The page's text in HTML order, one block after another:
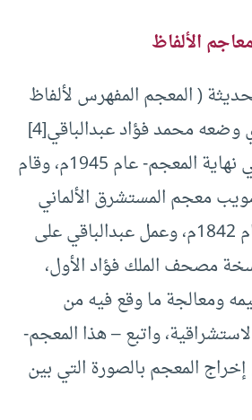
الألفاظ
( المعجم المفهرس لألفاظ
وضعه محمد فؤاد عبدالباقي[4]
وأنجزه كما يذكر -في نهاية المعجم- عام 1945م، وقام
معجم المستشرق الألماني
فلوجل الذي طبع عام 1842م، وعمل عبدالباقي على
مصحف الملك فؤاد الأول،
ومعالجة ما وقع فيه من
واتبع – هذا المعجم-
إخراج المعجم بالصورة التي بين